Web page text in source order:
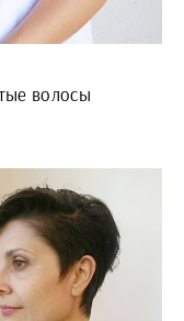
волосы